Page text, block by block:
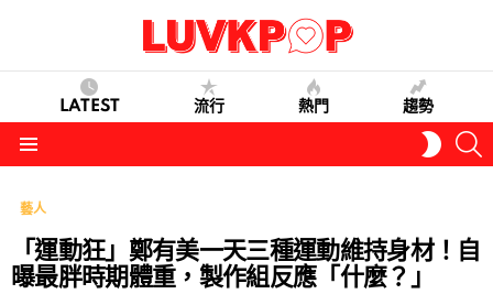
LATEST 流行 熱門 趨勢
SKIN
藝人
「運動狂」鄭有美一天三種運動維持身材！自
曝最胖時期體重，製作組反應「什麼？」